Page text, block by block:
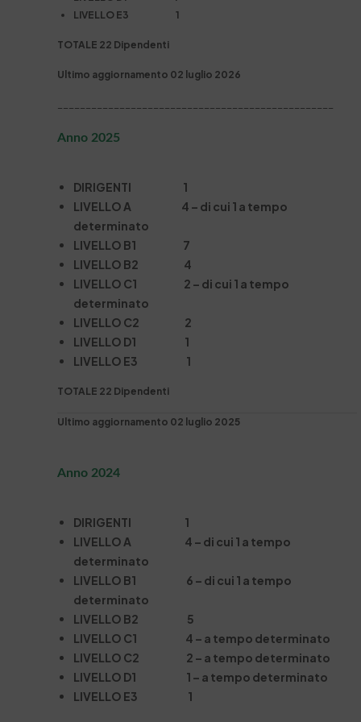
LIVELLO E3 1
TOTALE 22 Dipendenti
Ultimo aggiornamento 02 luglio 2026
Anno 2025
DIRIGENTI 1
LIVELLO A 4 – di cui 1 a tempo
determinato
LIVELLO B1 7
LIVELLO B2 4
LIVELLO C1 2 – di cui 1 a tempo
determinato
LIVELLO C2 2
LIVELLO D1 1
LIVELLO E3 1
TOTALE 22 Dipendenti
Ultimo aggiornamento 02 luglio 2025
Anno 2024
DIRIGENTI 1
LIVELLO A 4 – di cui 1 a tempo
determinato
LIVELLO B1 6 – di cui 1 a tempo
determinato
LIVELLO B2 5
LIVELLO C1 4 – a tempo determinato
LIVELLO C2 2 – a tempo determinato
LIVELLO D1 1 – a tempo determinato
LIVELLO E3 1